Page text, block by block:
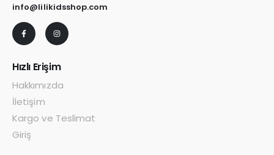
info@lilikidsshop.com
Hızlı Erişim
Hakkımızda
İletişim
Kargo ve Teslimat
Giriş